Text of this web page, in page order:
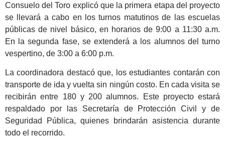
Consuelo del Toro explicó que la primera etapa del proyecto
se llevará a cabo en los turnos matutinos de las escuelas
públicas de nivel básico, en horarios de 9:00 a 11:30 a.m.
En la segunda fase, se extenderá a los alumnos del turno
vespertino, de 3:00 a 6:00 p.m.
La coordinadora destacó que, los estudiantes contarán con
transporte de ida y vuelta sin ningún costo. En cada visita se
recibirán entre 180 y 200 alumnos. Este proyecto estará
respaldado por las Secretaría de Protección Civil y de
Seguridad Pública, quienes brindarán asistencia durante
todo el recorrido.